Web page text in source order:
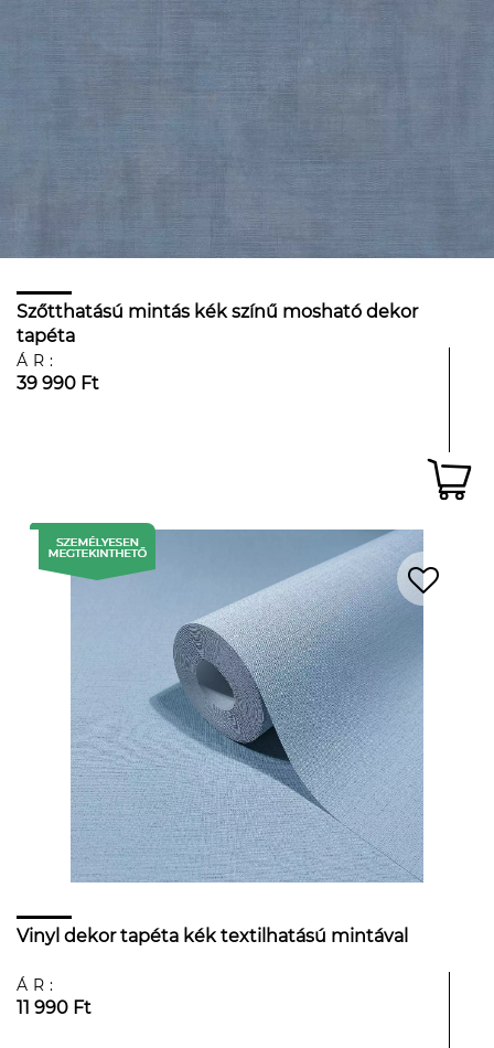
Szőtthatású mintás kék színű mosható dekor
tapéta
ÁR:
39 990 Ft
Vinyl dekor tapéta kék textilhatású mintával
ÁR:
11 990 Ft